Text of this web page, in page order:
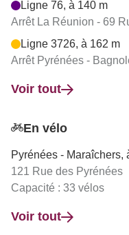
Ligne 76, à 140 m
Arrêt La Réunion - 69
Ligne 3726, à 162 m
Arrêt Pyrénées -
Voir tout
En vélo
Pyrénées - Maraîchers,
121 Rue des Pyrénées
Capacité : 33 vélos
Voir tout